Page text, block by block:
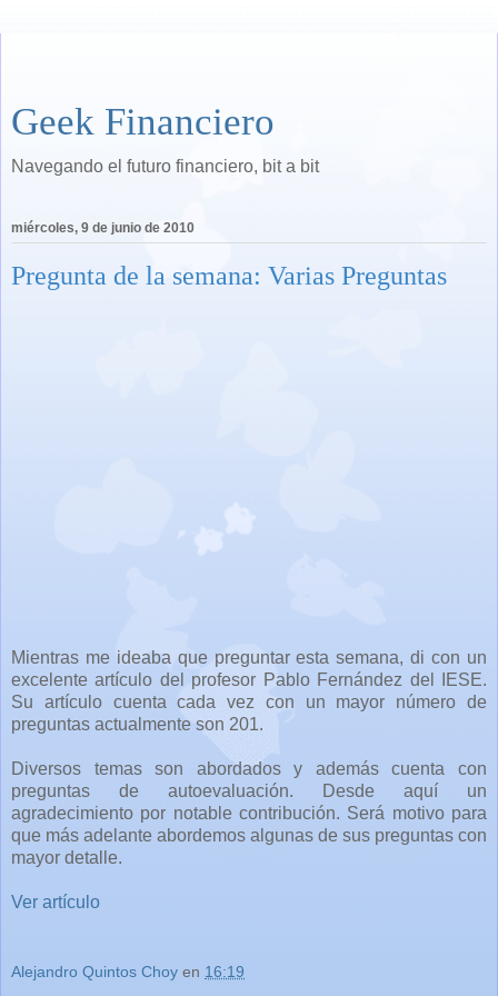
Geek Financiero
Navegando el futuro financiero, bit a bit
miércoles, 9 de junio de 2010
Pregunta de la semana: Varias Preguntas
Mientras me ideaba que preguntar esta semana, di con un
excelente artículo del profesor Pablo Fernández del IESE.
Su artículo cuenta cada vez con un mayor número de
preguntas actualmente son 201.
Diversos temas son abordados y además cuenta con
preguntas de autoevaluación. Desde aquí un
agradecimiento por notable contribución. Será motivo para
que más adelante abordemos algunas de sus preguntas con
mayor detalle.
Ver artículo
Alejandro Quintos Choy en 16:19